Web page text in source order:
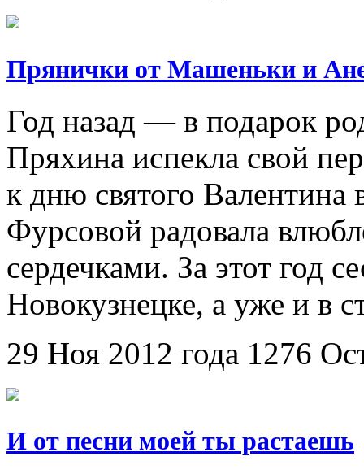
Прянички от Машеньки и
Год назад — в подарок
Пряхина испекла свой
к дню святого Валентина
Фурсовой радовала
сердечками. За этот год
Новокузнецке, а уже и в
29 Ноя 2012 года 1276
И от песни моей ты растаешь